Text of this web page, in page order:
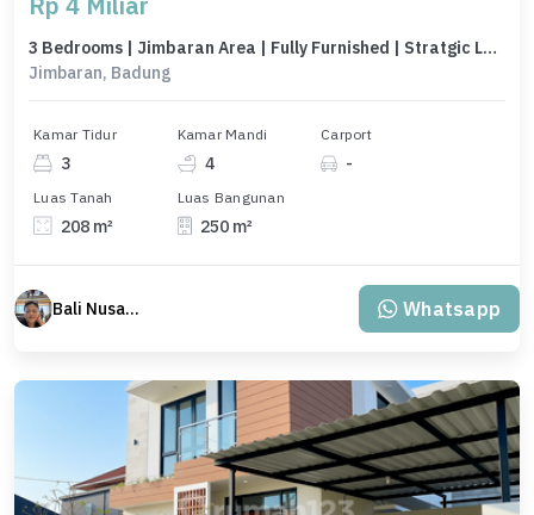
3 Bedrooms | Jimbaran Area | Fully Furnished | Stratgic Locations
Jimbaran, Badung
Kamar Tidur
3
Kamar Mandi
4
Carport
-
Luas Tanah
208 m²
Luas Bangunan
250 m²
Bali Nusantara Travel Whatsapp